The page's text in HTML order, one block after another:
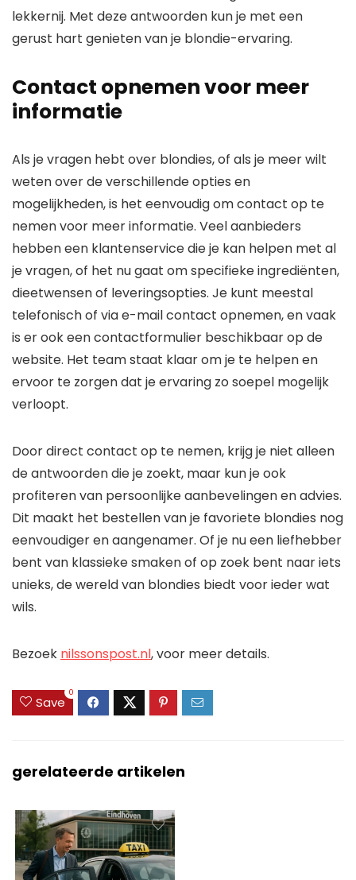
lekkernij. Met deze antwoorden kun je met een
gerust hart genieten van je blondie-ervaring.
Contact opnemen voor meer
informatie
Als je vragen hebt over blondies, of als je meer wilt
weten over de verschillende opties en
mogelijkheden, is het eenvoudig om contact op te
nemen voor meer informatie. Veel aanbieders
hebben een klantenservice die je kan helpen met al
je vragen, of het nu gaat om specifieke ingrediënten,
dieetwensen of leveringsopties. Je kunt meestal
telefonisch of via e-mail contact opnemen, en vaak
is er ook een contactformulier beschikbaar op de
website. Het team staat klaar om je te helpen en
ervoor te zorgen dat je ervaring zo soepel mogelijk
verloopt.
Door direct contact op te nemen, krijg je niet alleen
de antwoorden die je zoekt, maar kun je ook
profiteren van persoonlijke aanbevelingen en advies.
Dit maakt het bestellen van je favoriete blondies nog
eenvoudiger en aangenamer. Of je nu een liefhebber
bent van klassieke smaken of op zoek bent naar iets
unieks, de wereld van blondies biedt voor ieder wat
wils.
Bezoek nilssonspost.nl, voor meer details.
Save
0
gerelateerde artikelen